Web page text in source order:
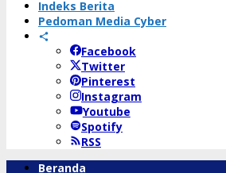
Indeks Berita
Pedoman Media Cyber
Facebook
Twitter
Pinterest
Instagram
Youtube
Spotify
RSS
Beranda